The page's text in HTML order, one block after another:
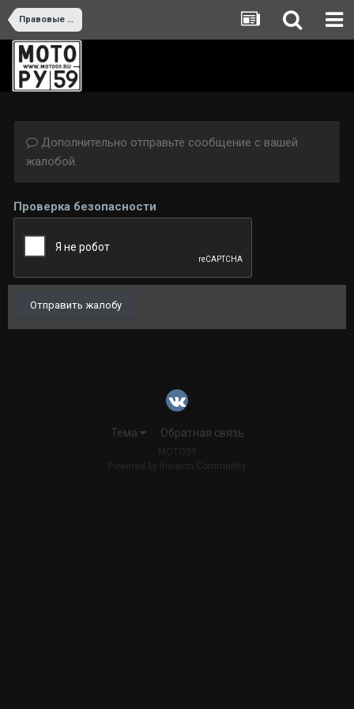
Правовые вопросы
Дополнительно отправьте сообщение с вашей
жалобой.
Проверка безопасности
Отправить жалобу
Тема Обратная связь
MOTO59
Powered by Invision Community